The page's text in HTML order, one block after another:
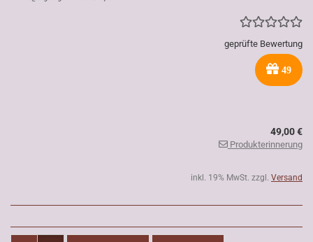
geprüfte Bewertung
49
49,00 €
Produkterinnerung
inkl. 19% MwSt. zzgl. Versand